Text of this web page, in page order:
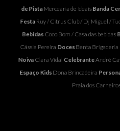
de Pista Mercearia de Ideais Banda
Festa Ruy/ Citrus Club/ Dj Miguel /
Bebidas Coco Bom / Casa das bebidas
Cássia Pereira Doces Benta Brigaderia
Noiva Clara Vidal CelebranteAndré
Espaço KidsDona Brincadeira
Praia dos